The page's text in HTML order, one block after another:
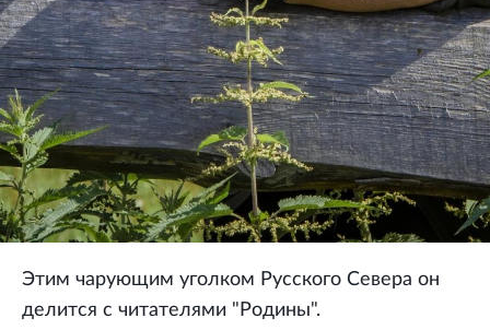
Этим чарующим уголком Русского Севера он
делится с читателями "Родины".